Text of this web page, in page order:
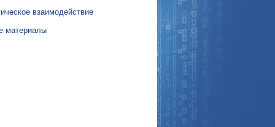
взаимодействие
материалы